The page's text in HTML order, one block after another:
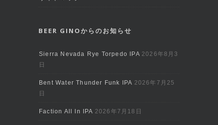
BEER GINOからのお知らせ
Sierra Nevada Rye Torpedo IPA 2026年8月3
日
Bent Water Thunder Funk IPA 2026年7月25
日
Faction All In IPA 2026年7月18日